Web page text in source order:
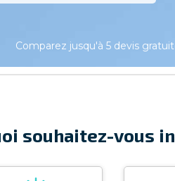
Comparez jusqu'à 5 devis